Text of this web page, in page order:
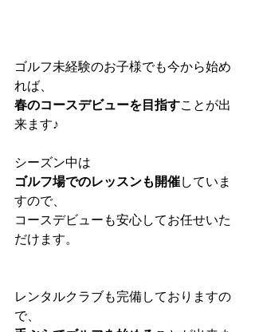
ゴルフ未経験のお子様でも今から始め
れば、
春のコースデビューを目指すことが出
来ます♪
シーズン中は
ゴルフ場でのレッスンも開催していま
すので、
コースデビューも安心してお任せいた
だけます。
レンタルクラブも完備しておりますの
で、